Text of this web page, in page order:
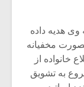
هدیه داده
مخفیانه
خانواده از
به تشویق